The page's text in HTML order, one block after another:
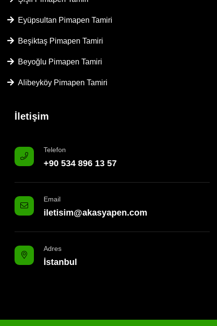
Eyüpsultan Pimapen Tamiri
Beşiktaş Pimapen Tamiri
Beyoğlu Pimapen Tamiri
Alibeyköy Pimapen Tamiri
İletişim
Telefon
+90 534 896 13 57
Email
iletisim@akasyapen.com
Adres
İstanbul